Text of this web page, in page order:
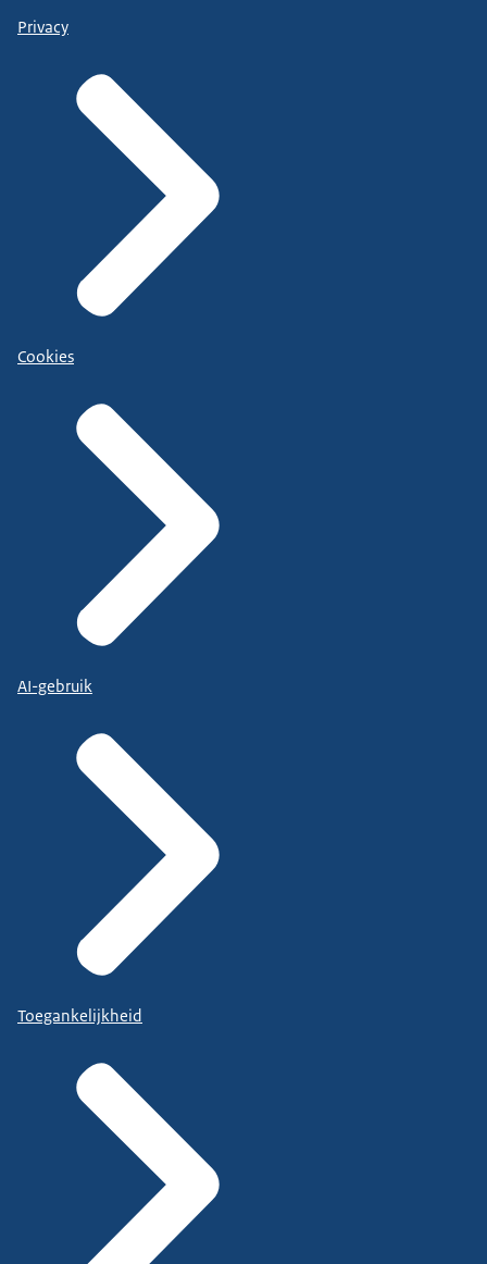
Privacy
Cookies
AI-gebruik
Toegankelijkheid